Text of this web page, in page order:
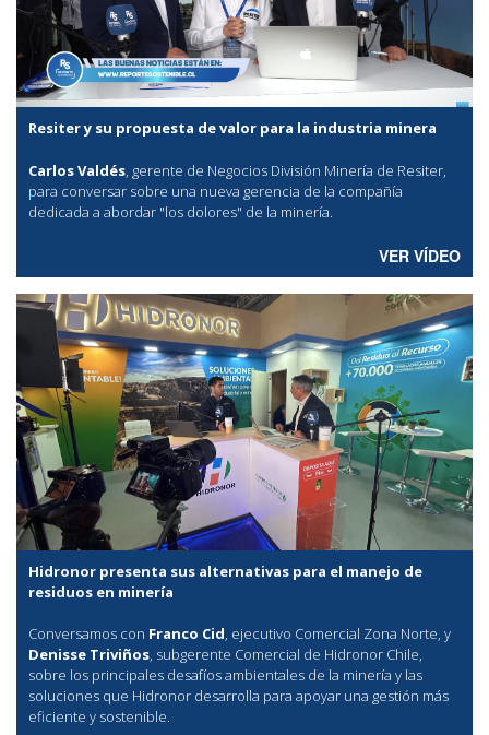
Resiter y su propuesta de valor para la industria minera
Carlos Valdés, gerente de Negocios División Minería de Resiter,
para conversar sobre una nueva gerencia de la compañía
dedicada a abordar "los dolores" de la minería.
VER VÍDEO
Hidronor presenta sus alternativas para el manejo de
residuos en minería
Conversamos con Franco Cid , ejecutivo Comercial Zona Norte, y
Denisse Triviños , subgerente Comercial de Hidronor Chile,
sobre los principales desafíos ambientales de la minería y las
soluciones que Hidronor desarrolla para apoyar una gestión más
eficiente y sostenible.